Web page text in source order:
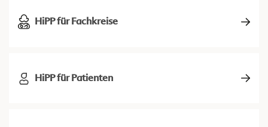
HiPP für Fachkreise
HiPP für Patienten